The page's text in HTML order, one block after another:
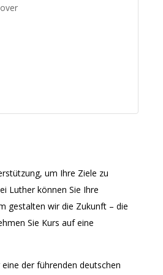
um Ihre Ziele zu
Luther können Sie Ihre
gestalten wir die Zukunft – die
Sie Kurs auf eine
der führenden deutschen